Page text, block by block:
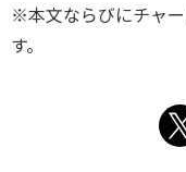
※本文ならびにチャ
す。